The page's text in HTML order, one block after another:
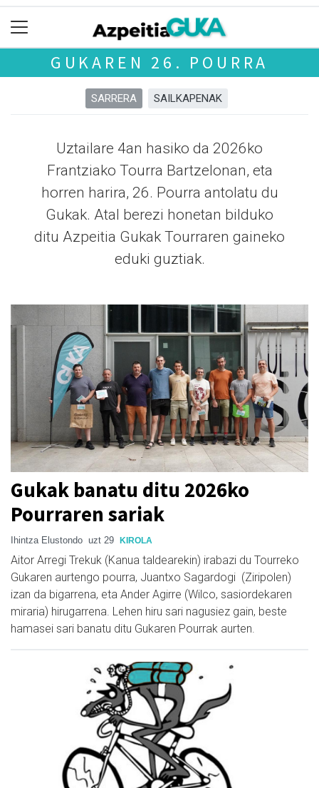
GUKAREN 26. POURRA
SARRERA SAILKAPENAK
Uztailare 4an hasiko da 2026ko
Frantziako Tourra Bartzelonan, eta
horren harira, 26. Pourra antolatu du
Gukak. Atal berezi honetan bilduko
ditu Azpeitia Gukak Tourraren gaineko
eduki guztiak.
Gukak banatu ditu 2026ko
Pourraren sariak
Ihintza Elustondo uzt 29 KIROLA
Aitor Arregi Trekuk (Kanua taldearekin) irabazi du Tourreko
Gukaren aurtengo pourra, Juantxo Sagardogi (Ziripolen)
izan da bigarrena, eta Ander Agirre (Wilco, sasiordekaren
miraria) hirugarrena. Lehen hiru sari nagusiez gain, beste
hamasei sari banatu ditu Gukaren Pourrak aurten.